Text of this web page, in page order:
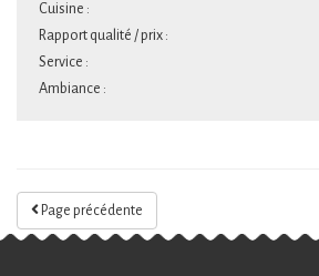
Cuisine :
Rapport qualité / prix :
Service :
Ambiance :
Page précédente